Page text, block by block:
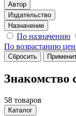
Автор
Издательство
Назначение
По назначению
По возрастанию
Сбросить
58 товаров
Каталог